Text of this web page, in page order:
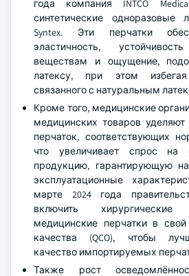
года компания INTCO
синтетические одноразовые
Syntex. Эти перчатки
эластичность,
веществам и ощущение,
латексу, при этом
связанного с натуральным
Кроме того, медицинские
медицинских товаров
перчаток, соответствующих
что увеличивает спрос на
продукцию, гарантирующую
эксплуатационные
марте 2024 года
включить
медицинские перчатки в
качества (QCO), чтобы
качество импортируемых
Также рост